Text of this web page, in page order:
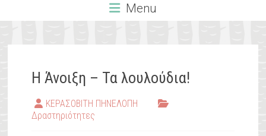
Menu
Η Άνοιξη – Τα λουλούδια!
ΚΕΡΑΣΟΒΙΤΗ ΠΗΝΕΛΟΠΗ
Δραστηριότητες